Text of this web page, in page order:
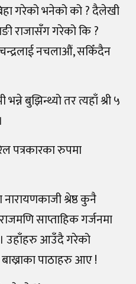
गरेको भनेको को ? दैलेखी
राजासँग गरेको कि ?
नचलाऔं, सकिँदैन
बुझिन्थ्यो तर त्यहाँ श्री ५
पत्रकारका रुपमा
श्रेष्ठ कुनै
साप्ताहिक गर्जनमा
। उहाँहरु आउँदै गरेको
पाठाहरु आए !